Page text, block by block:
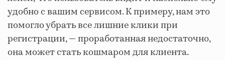
удобно с вашим сервисом. К примеру, нам это
помогло убрать все лишние клики при
регистрации, — проработанная недостаточно,
она может стать кошмаром для клиента.